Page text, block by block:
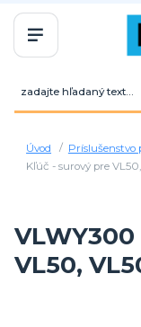
Úvod Príslušenstvo
Kľúč - surový pre
VL50,